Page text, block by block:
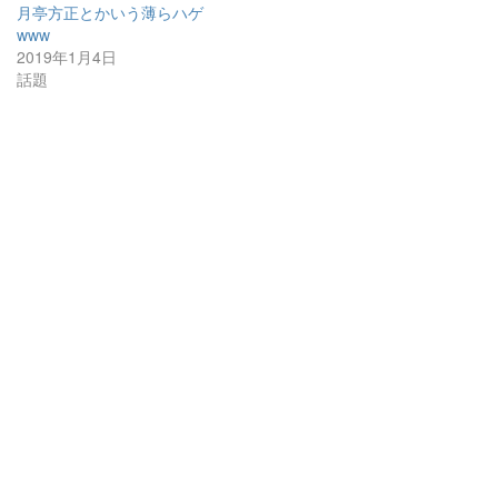
月亭方正とかいう薄らハゲ
www
2019年1月4日
話題